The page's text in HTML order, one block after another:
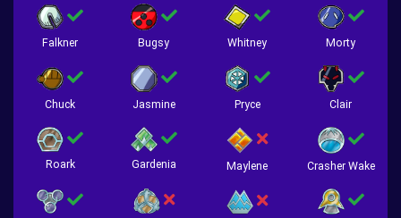
Falkner Bugsy Whitney Morty
Chuck Jasmine Pryce Clair
Roark Gardenia Maylene Crasher Wake